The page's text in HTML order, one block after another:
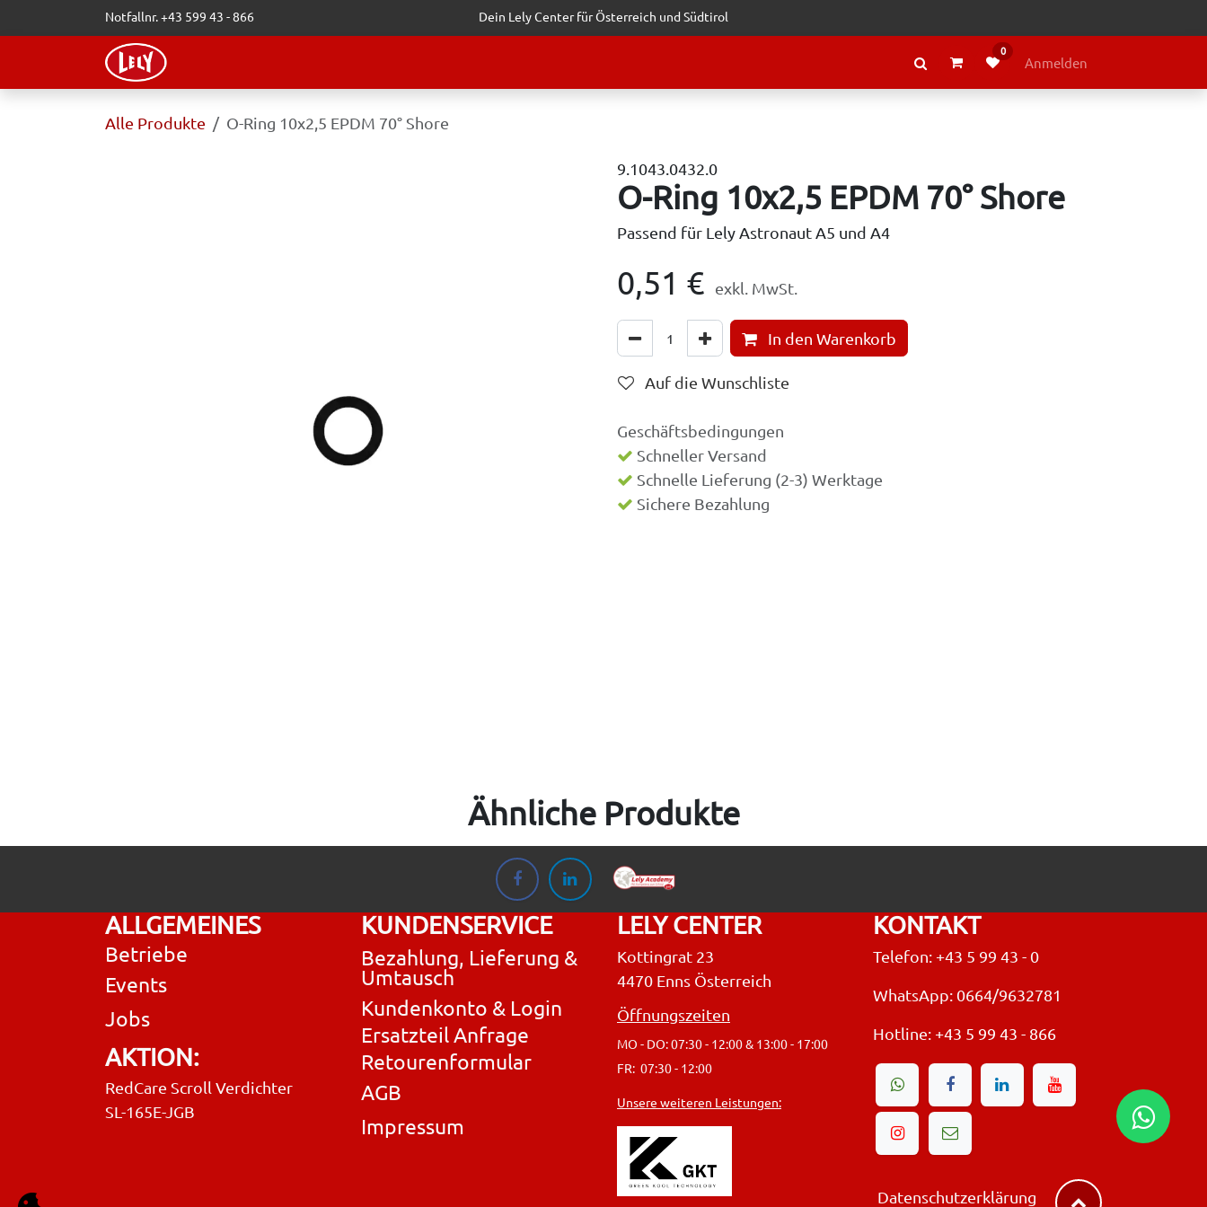
Zum Inhalt springenNotfallnr. +43 599 43 - 866 Dein Lely Center für Österreich und Südtirol
ÜBER LELY
0
Anmelden
Alle Produkte O-Ring 10x2,5 EPDM 70° Shore
9.1043.0432.0
O-Ring 10x2,5 EPDM 70° Shore
Passend für Lely Astronaut A5 und A4
0,51 € exkl. MwSt.
In den Warenkorb
Auf die Wunschliste
Geschäftsbedingungen
Schneller Versand
Schnelle Lieferung (2-3) Werktage
Sichere Bezahlung
Ähnliche Produkte
ALLGEMEINES
Betriebe
Events
Jobs
AKTION:
RedCare Scroll Verdichter
SL-165E-JGB
KUNDENSERVICE
Bezahlung, Lieferung &
Umtausch
Kundenkonto & Login
Ersatzteil Anfrage
Retourenformular
AGB
Impressum
LELY CENTER
Kottingrat 23
4470 Enns Österreich
Öffnungszeiten
MO - DO: 07:30 - 12:00 & 13:00 - 17:00
FR: 07:30 - 12:00
Unsere weiteren Leistungen:
KONTAKT
Telefon: +43 5 99 43 - 0
WhatsApp: 0664/9632781
Hotline: +43 5 99 43 - 866
Datenschutzerklärung